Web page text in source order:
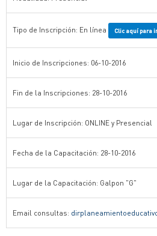
Tipo de Inscripción: En línea Clic aquí para
Inicio de Inscripciones: 06-10-2016
Fin de la Inscripciones: 28-10-2016
Lugar de Inscripción: ONLINE y Presencial
Fecha de la Capacitación: 28-10-2016
Lugar de la Capacitación: Galpon "G"
Email consultas: